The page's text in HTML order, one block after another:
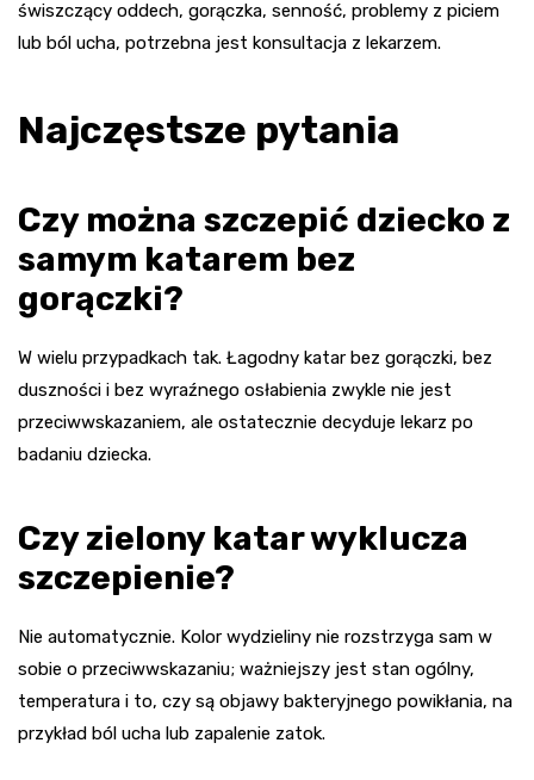
świszczący oddech, gorączka, senność, problemy z piciem
lub ból ucha, potrzebna jest konsultacja z lekarzem.
Najczęstsze pytania
Czy można szczepić dziecko z
samym katarem bez
gorączki?
W wielu przypadkach tak. Łagodny katar bez gorączki, bez
duszności i bez wyraźnego osłabienia zwykle nie jest
przeciwwskazaniem, ale ostatecznie decyduje lekarz po
badaniu dziecka.
Czy zielony katar wyklucza
szczepienie?
Nie automatycznie. Kolor wydzieliny nie rozstrzyga sam w
sobie o przeciwwskazaniu; ważniejszy jest stan ogólny,
temperatura i to, czy są objawy bakteryjnego powikłania, na
przykład ból ucha lub zapalenie zatok.